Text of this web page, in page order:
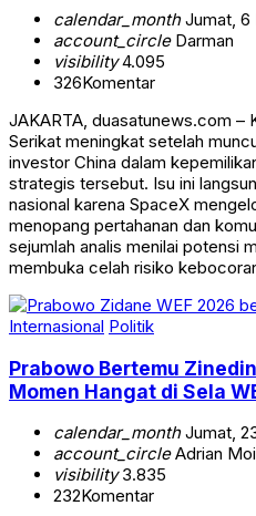
calendar_monthJumat, 6
account_circleDarman
visibility4.095
326Komentar
JAKARTA, duasatunews.com –
Serikat meningkat setelah
investor China dalam
strategis tersebut. Isu ini
nasional karena SpaceX
menopang pertahanan dan
sejumlah analis menilai potensi
membuka celah risiko
Internasional Politik
Prabowo Bertemu
Momen Hangat di Sela
calendar_monthJumat,
account_circleAdrian
visibility3.835
232Komentar